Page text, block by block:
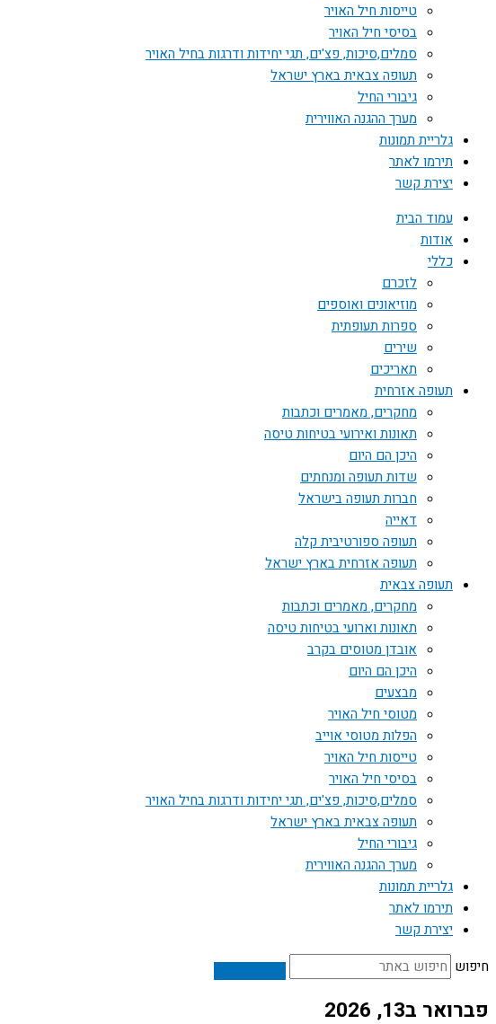
טייסות חיל האויר
בסיסי חיל האויר
סמלים,סיכות, פצ'ים, תגי יחידות ודרגות בחיל האויר
תעופה צבאית בארץ ישראל
גיבורי החיל
מערך ההגנה האווירית
גלריית תמונות
תירמו לאתר
יצירת קשר
עמוד הבית
אודות
כללי
לזכרם
מוזיאונים ואוספים
ספרות תעופתית
שירים
תאריכים
תעופה אזרחית
מחקרים, מאמרים וכתבות
תאונות ואירועי בטיחות טיסה
היכן הם היום
שדות תעופה ומנחתים
חברות תעופה בישראל
דאייה
תעופה ספורטיבית קלה
תעופה אזרחית בארץ ישראל
תעופה צבאית
מחקרים, מאמרים וכתבות
תאונות וארועי בטיחות טיסה
אובדן מטוסים בקרב
היכן הם היום
מבצעים
מטוסי חיל האויר
הפלות מטוסי אוייב
טייסות חיל האויר
בסיסי חיל האויר
סמלים,סיכות, פצ'ים, תגי יחידות ודרגות בחיל האויר
תעופה צבאית בארץ ישראל
גיבורי החיל
מערך ההגנה האווירית
גלריית תמונות
תירמו לאתר
יצירת קשר
חיפוש
פברואר ב13, 2026